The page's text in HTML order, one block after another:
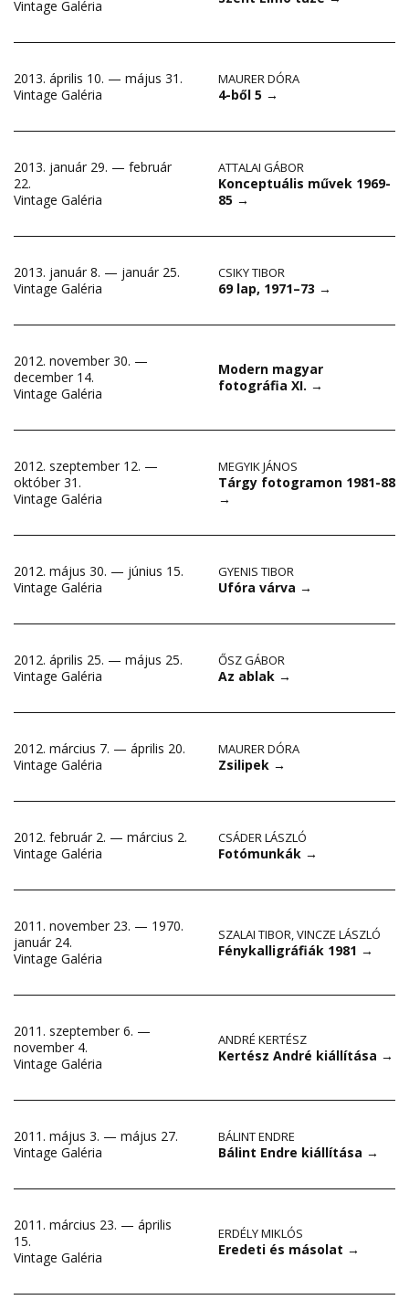
Vintage Galéria
2013. április 10. — május 31.
Vintage Galéria
MAURER DÓRA
4-ből 5 →
2013. január 29. — február
22.
Vintage Galéria
ATTALAI GÁBOR
Konceptuális művek 1969-
85 →
2013. január 8. — január 25.
Vintage Galéria
CSIKY TIBOR
69 lap, 1971–73 →
2012. november 30. —
december 14.
Vintage Galéria
Modern magyar
fotográfia XI. →
2012. szeptember 12. —
október 31.
Vintage Galéria
MEGYIK JÁNOS
Tárgy fotogramon 1981-88
→
2012. május 30. — június 15.
Vintage Galéria
GYENIS TIBOR
Ufóra várva →
2012. április 25. — május 25.
Vintage Galéria
ŐSZ GÁBOR
Az ablak →
2012. március 7. — április 20.
Vintage Galéria
MAURER DÓRA
Zsilipek →
2012. február 2. — március 2.
Vintage Galéria
CSÁDER LÁSZLÓ
Fotómunkák →
2011. november 23. — 1970.
január 24.
Vintage Galéria
SZALAI TIBOR,VINCZE LÁSZLÓ
Fénykalligráfiák 1981 →
2011. szeptember 6. —
november 4.
Vintage Galéria
ANDRÉ KERTÉSZ
Kertész André kiállítása →
2011. május 3. — május 27.
Vintage Galéria
BÁLINT ENDRE
Bálint Endre kiállítása →
2011. március 23. — április
15.
Vintage Galéria
ERDÉLY MIKLÓS
Eredeti és másolat →